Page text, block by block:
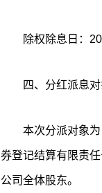
除权除息日：
四、分红派息对
本次分派对象
券登记结算有限责
公司全体股东。